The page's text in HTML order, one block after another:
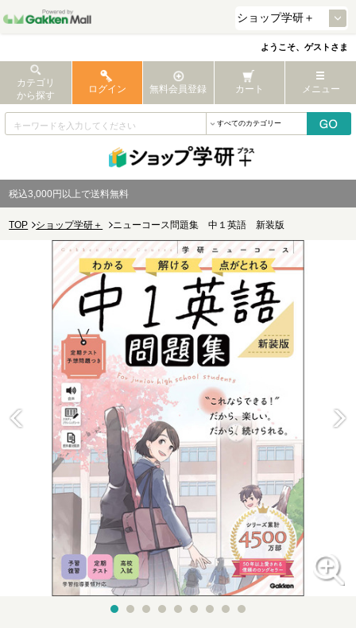
ようこそ、ゲストさま
カテゴリ
から探す
ログイン 無料会員登録 カート メニュー
税込3,000円以上で送料無料
TOP ショップ学研＋ ニューコース問題集 中１英語 新装版